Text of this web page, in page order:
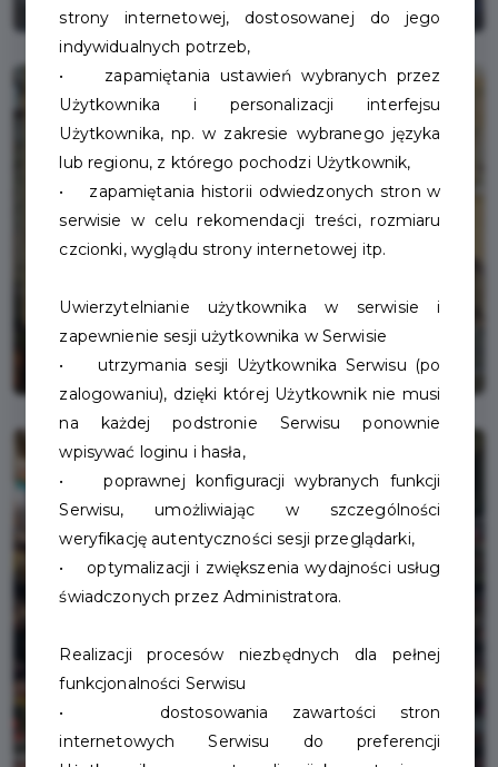
strony internetowej, dostosowanej do jego
indywidualnych potrzeb,
• zapamiętania ustawień wybranych przez
Użytkownika i personalizacji interfejsu
Użytkownika, np. w zakresie wybranego języka
lub regionu, z którego pochodzi Użytkownik,
• zapamiętania historii odwiedzonych stron w
serwisie w celu rekomendacji treści, rozmiaru
czcionki, wyglądu strony internetowej itp.
Uwierzytelnianie użytkownika w serwisie i
zapewnienie sesji użytkownika w Serwisie
• utrzymania sesji Użytkownika Serwisu (po
zalogowaniu), dzięki której Użytkownik nie musi
na każdej podstronie Serwisu ponownie
wpisywać loginu i hasła,
• poprawnej konfiguracji wybranych funkcji
Serwisu, umożliwiając w szczególności
weryfikację autentyczności sesji przeglądarki,
• optymalizacji i zwiększenia wydajności usług
świadczonych przez Administratora.
Realizacji procesów niezbędnych dla pełnej
funkcjonalności Serwisu
• dostosowania zawartości stron
internetowych Serwisu do preferencji